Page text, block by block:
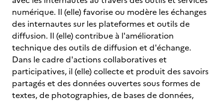
numérique. Il (elle) favorise ou modère les échanges
des internautes sur les plateformes et outils de
diffusion. Il (elle) contribue à l'amélioration
technique des outils de diffusion et d'échange.
Dans le cadre d'actions collaboratives et
participatives, il (elle) collecte et produit des savoirs
partagés et des données ouvertes sous formes de
textes, de photographies, de bases de données,